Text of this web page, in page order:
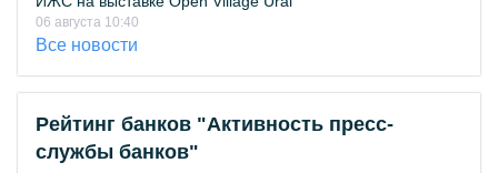
06 августа 10:40
Все новости
Рейтинг банков "Активность пресс-
службы банков"